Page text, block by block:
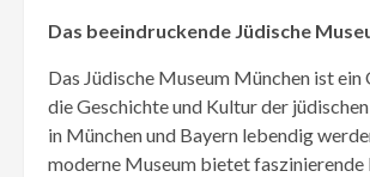
Das beeindruckende Jüdische
Das Jüdische Museum München ist ein
die Geschichte und Kultur der
in München und Bayern lebendig
moderne Museum bietet faszinierende